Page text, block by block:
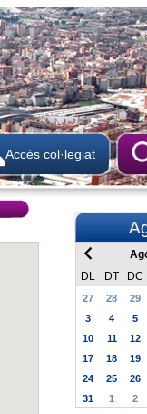
Accés col·legiat
DL
DT DC
27 28 29
3
4 5
10
11 12
17
18 19
24
25 26
31
1 2